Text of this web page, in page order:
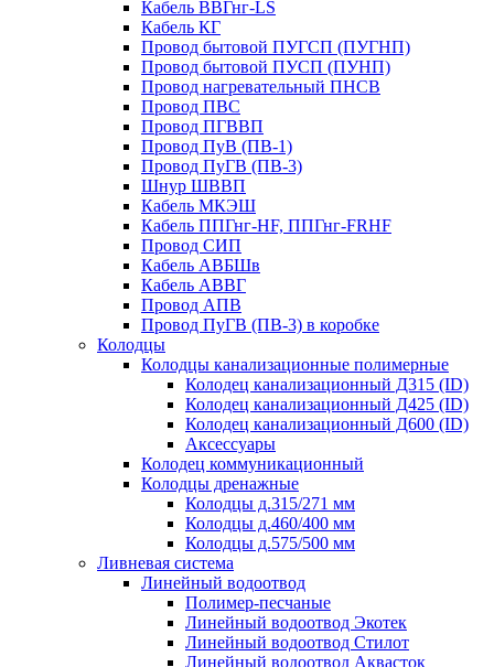
Кабель ВВГнг-LS
Кабель КГ
Провод бытовой ПУГСП (ПУГНП)
Провод бытовой ПУСП (ПУНП)
Провод нагревательный ПНСВ
Провод ПВС
Провод ПГВВП
Провод ПуВ (ПВ-1)
Провод ПуГВ (ПВ-3)
Шнур ШВВП
Кабель МКЭШ
Кабель ППГнг-HF, ППГнг-FRHF
Провод СИП
Кабель АВБШв
Кабель АВВГ
Провод АПВ
Провод ПуГВ (ПВ-3) в коробке
Колодцы
Колодцы канализационные полимерные
Колодец канализационный Д315 (ID)
Колодец канализационный Д425 (ID)
Колодец канализационный Д600 (ID)
Аксессуары
Колодец коммуникационный
Колодцы дренажные
Колодцы д.315/271 мм
Колодцы д.460/400 мм
Колодцы д.575/500 мм
Ливневая система
Линейный водоотвод
Полимер-песчаные
Линейный водоотвод Экотек
Линейный водоотвод Стилот
Линейный водоотвод Аквасток